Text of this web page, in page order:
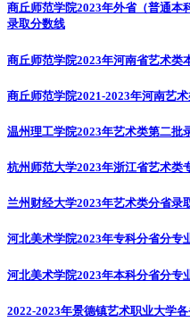
商丘师范学院2023年外省（普通本
录取分数线
商丘师范学院2023年河南省艺术类
商丘师范学院2021-2023年河南艺
温州理工学院2023年艺术类第二批
杭州师范大学2023年浙江省艺术类
兰州财经大学2023年艺术类分省录
河北美术学院2023年专科分省分专
河北美术学院2023年本科分省分专
2022-2023年景德镇艺术职业大学